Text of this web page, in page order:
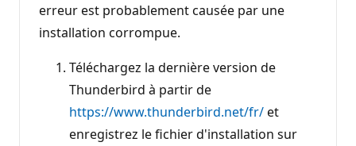
i
n
erreur est probablement causée par une
installation corrompue.
Téléchargez la dernière version de
Thunderbird à partir de
https://www.thunderbird.net/fr/et
enregistrez le fichier d'installation sur